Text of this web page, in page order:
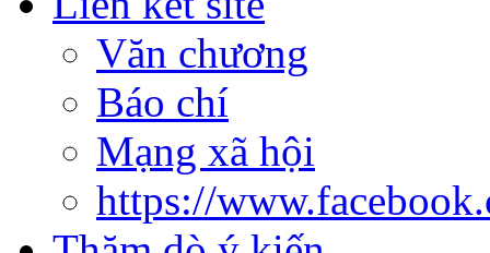
Văn chương
Báo chí
Mạng xã hội
https://